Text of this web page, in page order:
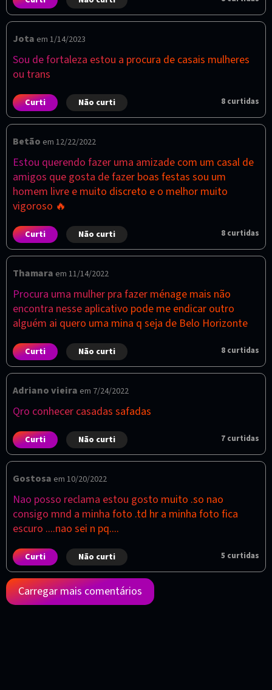
Jota em 1/14/2023
Sou de fortaleza estou a procura de casais mulheres
ou trans
Curti Não curti 8 curtidas
Betão em 12/22/2022
Estou querendo fazer uma amizade com um casal de
amigos que gosta de fazer boas festas sou um
homem livre e muito discreto e o melhor muito
vigoroso 🔥
Curti Não curti 8 curtidas
Thamara em 11/14/2022
Procura uma mulher pra fazer ménage mais não
encontra nesse aplicativo pode me endicar outro
alguém ai quero uma mina q seja de Belo Horizonte
Curti Não curti 8 curtidas
Adriano vieira em 7/24/2022
Qro conhecer casadas safadas
Curti Não curti 7 curtidas
Gostosa em 10/20/2022
Nao posso reclama estou gosto muito .so nao
consigo mnd a minha foto .td hr a minha foto fica
escuro ....nao sei n pq....
Curti Não curti 5 curtidas
Carregar mais comentários